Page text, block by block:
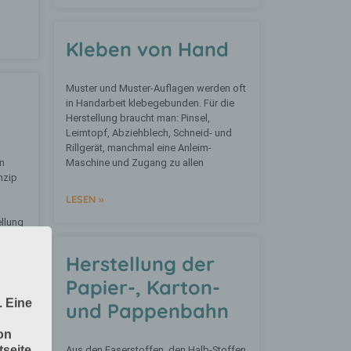
Kleben von Hand
Muster und Muster-Auflagen werden oft
in Handarbeit klebegebunden. Für die
Herstellung braucht man: Pinsel,
Leimtopf, Abziehblech, Schneid- und
Rillgerät, manchmal eine Anleim-
Maschine und Zugang zu allen
LESEN »
Herstellung der
Papier-, Karton-
und Pappenbahn
Eine